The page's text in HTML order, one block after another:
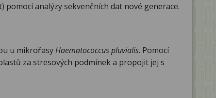
analýzy sekvenčních dat nové generace.
u mikrořasyHaematococcus pluvialis. Pomocí
za stresových podmínek a propojit jej s